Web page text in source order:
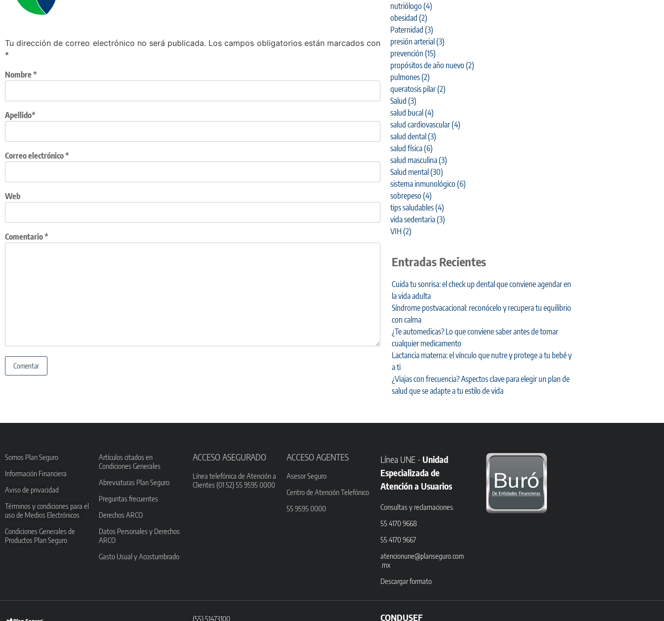
Tu dirección de correo electrónico no será publicada. Los campos obligatorios están marcados con
*
Apellido*
Nombre*
Correo electrónico*
Web
Comentario*
nutriólogo (4)
obesidad (2)
Paternidad (3)
presión arterial(3)
prevención (15)
propósitos de año nuevo (2)
pulmones(2)
queratosis pilar(2)
Salud (3)
salud bucal(4)
salud cardiovascular(4)
salud dental(3)
salud física(6)
salud masculina(3)
Salud mental(30)
sistema inmunológico (6)
sobrepeso (4)
tips saludables(4)
vida sedentaria(3)
VIH (2)
Entradas Recientes
Cuida tu sonrisa: el check up dental que conviene agendar en
la vida adulta
Síndrome postvacacional: reconócelo y recupera tu equilibrio
con calma
¿Te automedicas? Lo que conviene saber antes de tomar
cualquier medicamento
Lactancia materna: el vínculo que nutre y protege a tu bebé y
a ti
¿Viajas con frecuencia? Aspectos clave para elegir un plan de
salud que se adapte a tu estilo de vida
Somos Plan Seguro
Información Financiera
Aviso de privacidad
Términos y condiciones para el
uso de Medios Electrónicos
Condiciones Generales de
Productos Plan Seguro
Artículos citados en
Condiciones Generales
Abreviaturas Plan Seguro
Preguntas frecuentes
Derechos ARCO
Datos Personales y Derechos
ARCO
Gasto Usual y Acostumbrado
ACCESO ASEGURADO
Línea telefónica de Atención a
Clientes (01 52) 55 9595 0000
ACCESO AGENTES
Asesor Seguro
Centro de Atención Telefónico
55 9595 0000
Línea UNE - Unidad
Especializada de
Atención a Usuarios
Consultas y reclamaciones.
55 4170 9668
55 4170 9667
atencionune@planseguro.com
.mx
Descargar formato
(55) 51473100 CONDUSEF